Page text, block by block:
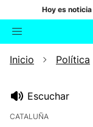
Hoy es noticia
Buscador
Inicio Política
Escuchar
CATALUÑA